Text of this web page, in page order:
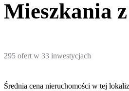
Mieszkania
295 ofert w 33 inwestycjach
Średnia cena nieruchomości w tej